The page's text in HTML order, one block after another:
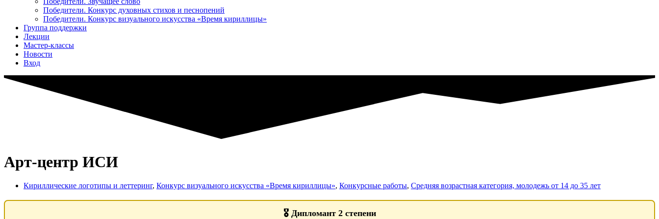
Победители. Конкурс духовных стихов и песнопений
Победители. Конкурс визуального искусства «Время кириллицы»
Группа поддержки
Лекции
Мастер-классы
Новости
Вход
Арт-центр ИСИ
Кириллические логотипы и леттеринг, Конкурс визуального искусства «Время кириллицы», Конкурсные работы, Средняя возрастная категория, молодежь от 14 до 35 лет
🎖️ Дипломант 2 степени